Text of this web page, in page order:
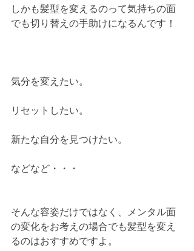
しかも髪型を変えるのって気持ちの面
でも切り替えの手助けになるんです！
気分を変えたい。
リセットしたい。
新たな自分を見つけたい。
などなど・・・
そんな容姿だけではなく、メンタル面
の変化をお考えの場合でも髪型を変え
るのはおすすめですよ。